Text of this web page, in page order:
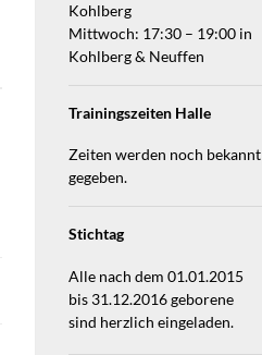
Kohlberg
Mittwoch: 17:30 – 19:00 in
Kohlberg & Neuffen
Trainingszeiten Halle
Zeiten werden noch bekannt
gegeben.
Stichtag
Alle nach dem 01.01.2015
bis 31.12.2016 geborene
sind herzlich eingeladen.